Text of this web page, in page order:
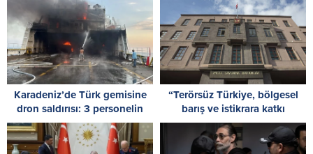
Karadeniz’de Türk gemisine
dron saldırısı: 3 personelin
durumu ağır
“Terörsüz Türkiye, bölgesel
barış ve istikrara katkı
sağlayacak”